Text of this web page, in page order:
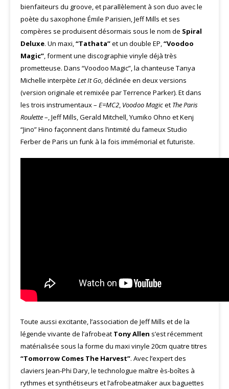
bienfaiteurs du groove, et parallèlement à son duo avec le
poète du saxophone Émile Parisien, Jeff Mills et ses
compères se produisent désormais sous le nom de Spiral
Deluxe. Un maxi,“Tathata”et un double EP,“Voodoo
Magic”, forment une discographie vinyle déjà très
prometteuse. Dans “Voodoo Magic”, la chanteuse Tanya
Michelle interpète Let It Go, déclinée en deux versions
(version originale et remixée par Terrence Parker). Et dans
les trois instrumentaux – E=MC2, Voodoo Magicet The Paris
Roulette–, Jeff Mills, Gerald Mitchell, Yumiko Ohno et Kenj
“Jino” Hino façonnent dans l’intimité du fameux Studio
Ferber de Paris un funk à la fois immémorial et futuriste.
Toute aussi excitante, l’association de Jeff Mills et de la
légende vivante de l’afrobeat Tony Allen s’est récemment
matérialisée sous la forme du maxi vinyle 20cm quatre titres
“Tomorrow Comes The Harvest”. Avec l’expert des
claviers Jean-Phi Dary, le technologue maître ès-boîtes à
rythmes et synthétiseurs et l’afrobeatmaker aux baguettes